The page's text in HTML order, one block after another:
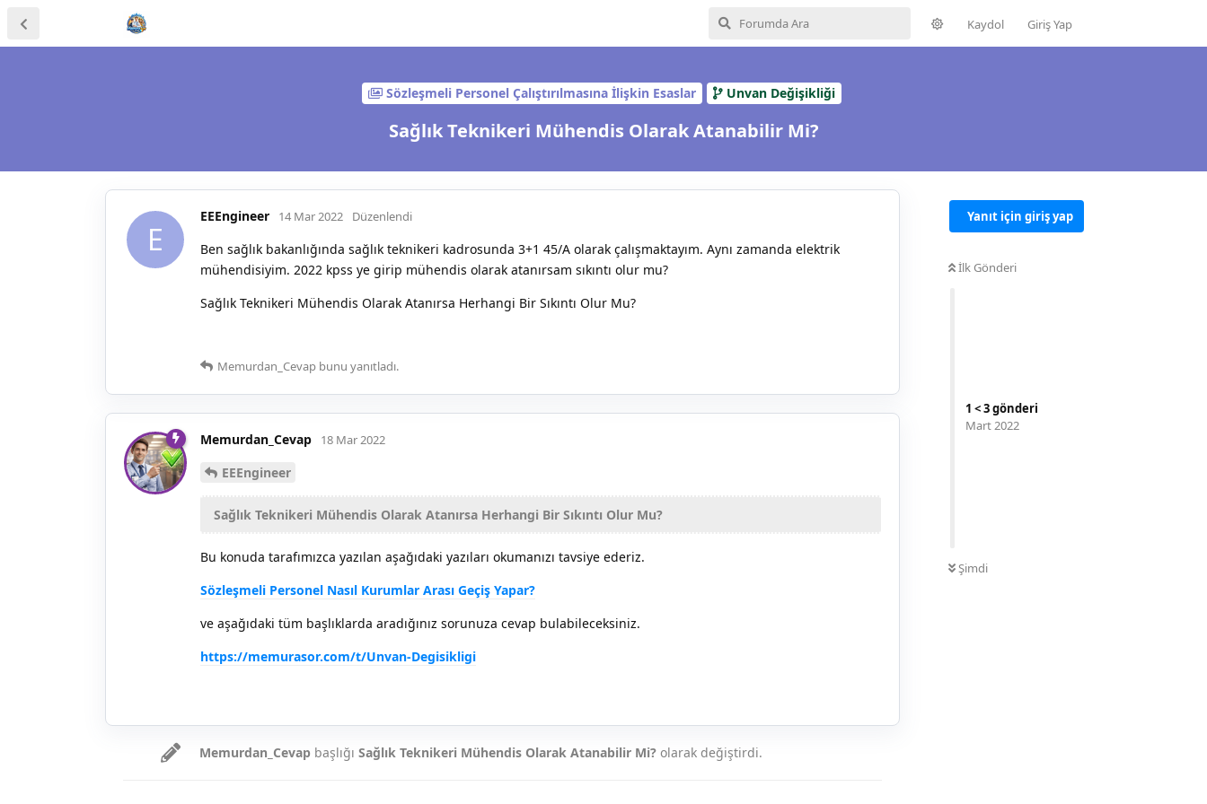
Kaydol Giriş Yap
Sözleşmeli Personel Çalıştırılmasına İlişkin Esaslar Unvan Değişikliği
Sağlık Teknikeri Mühendis Olarak Atanabilir Mi?
Yanıt için giriş yap
İlk Gönderi
1 <3gönderi
Mart 2022
Şimdi
E
EEEngineer 14 Mar 2022 Düzenlendi
Ben sağlık bakanlığında sağlık teknikeri kadrosunda 3+1 45/A olarak çalışmaktayım. Aynı zamanda elektrik
mühendisiyim. 2022 kpss ye girip mühendis olarak atanırsam sıkıntı olur mu?
Sağlık Teknikeri Mühendis Olarak Atanırsa Herhangi Bir Sıkıntı Olur Mu?
Memurdan_Cevap bunu yanıtladı.
Memurdan_Cevap 18 Mar 2022
EEEngineer
Sağlık Teknikeri Mühendis Olarak Atanırsa Herhangi Bir Sıkıntı Olur Mu?
Bu konuda tarafımızca yazılan aşağıdaki yazıları okumanızı tavsiye ederiz.
Sözleşmeli Personel Nasıl Kurumlar Arası Geçiş Yapar?
ve aşağıdaki tüm başlıklarda aradığınız sorunuza cevap bulabileceksiniz.
https://memurasor.com/t/Unvan-Degisikligi
Memurdan_Cevap başlığı Sağlık Teknikeri Mühendis Olarak Atanabilir Mi? olarak değiştirdi.